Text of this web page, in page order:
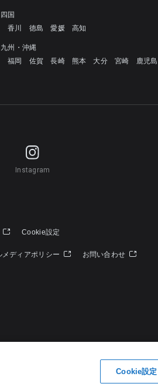
四国
香川
徳島 愛媛 高知
九州・沖縄
福岡
佐賀 長崎 熊本 大分 宮崎 鹿児島
Instagram
Cookie設定
メディアポリシー お問い合わせ
Cookie設定